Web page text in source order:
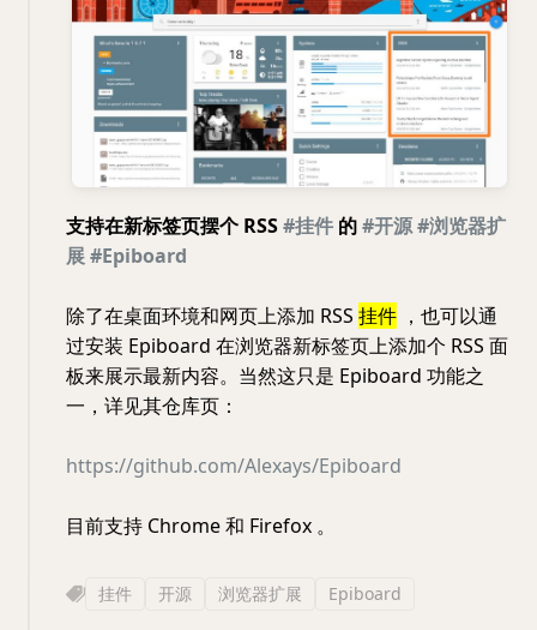
支持在新标签页摆个 RSS#挂件 的#开源#浏览器扩
展#Epiboard
除了在桌面环境和网页上添加 RSS 挂件 ，也可以通
过安装 Epiboard 在浏览器新标签页上添加个 RSS 面
板来展示最新内容。当然这只是 Epiboard 功能之
一，详见其仓库页：
https://github.com/Alexays/Epiboard
目前支持 Chrome 和 Firefox 。
挂件 开源 浏览器扩展 Epiboard